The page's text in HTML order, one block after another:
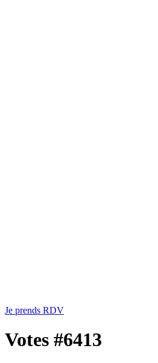
Je prends RDV
Votes #6413